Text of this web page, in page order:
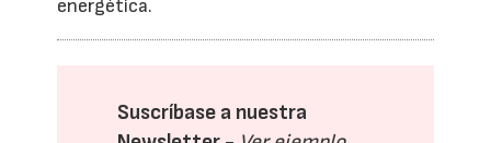
energética.
Suscríbase a nuestra